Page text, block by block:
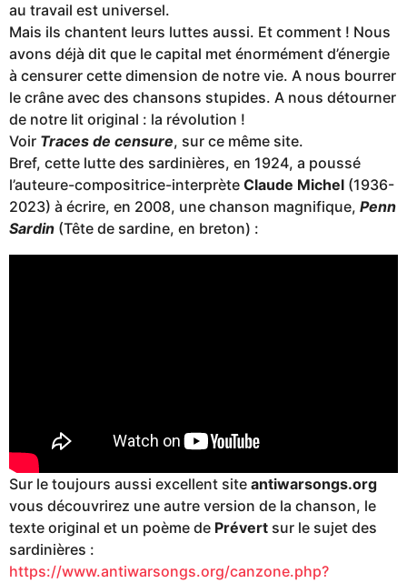
au travail est universel.
Mais ils chantent leurs luttes aussi. Et comment ! Nous
avons déjà dit que le capital met énormément d’énergie
à censurer cette dimension de notre vie. A nous bourrer
le crâne avec des chansons stupides. A nous détourner
de notre lit original : la révolution !
Voir Traces de censure, sur ce même site.
Bref, cette lutte des sardinières, en 1924, a poussé
l’auteure-compositrice-interprète Claude Michel (1936-
2023) à écrire, en 2008, une chanson magnifique, Penn
Sardin (Tête de sardine, en breton) :
Sur le toujours aussi excellent site antiwarsongs.org
vous découvrirez une autre version de la chanson, le
texte original et un poème de Prévert sur le sujet des
sardinières :
https://www.antiwarsongs.org/canzone.php?